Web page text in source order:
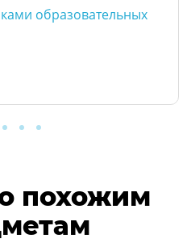
образовательных
похожим